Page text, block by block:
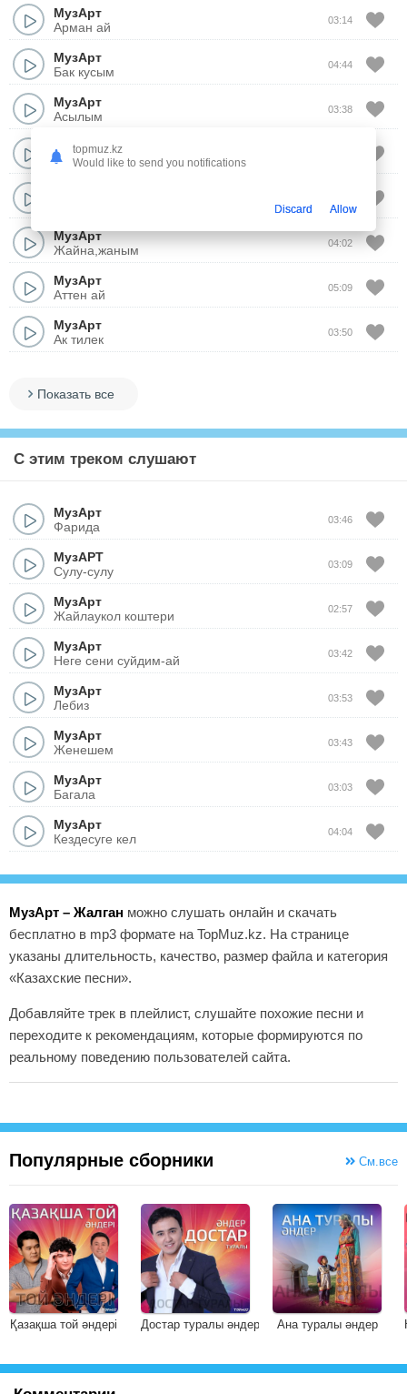
МузАрт
Арман ай
03:14
МузАрт
Бак кусым
04:44
МузАрт
Асылым
03:38
МузАрт
Адемим
МузАрт
Жайна,жаным
04:02
МузАрт
Аттен ай
05:09
МузАрт
Ак тилек
03:50
Показать все
С этим треком слушают
МузАрт
Фарида
03:46
МузАРТ
Сулу-сулу
03:09
МузАрт
Жайлаукол коштери
02:57
МузАрт
Неге сени суйдим-ай
03:42
МузАрт
Лебиз
03:53
МузАрт
Женешем
03:43
МузАрт
Багала
03:03
МузАрт
Кездесуге кел
04:04
МузАрт – Жалган можно слушать онлайн и скачать
бесплатно в mp3 формате на TopMuz.kz. На странице
указаны длительность, качество, размер файла и категория
«Казахские песни».
Добавляйте трек в плейлист, слушайте похожие песни и
переходите к рекомендациям, которые формируются по
реальному поведению пользователей сайта.
Популярные сборники См.все
Қазақша той әндері Достар туралы әндер Ана туралы әндер
topmuz.kz
Would like to send you notifications
Discard Allow